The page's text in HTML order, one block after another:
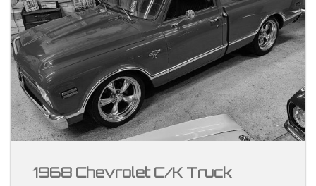
1968 Chevrolet C/K Truck